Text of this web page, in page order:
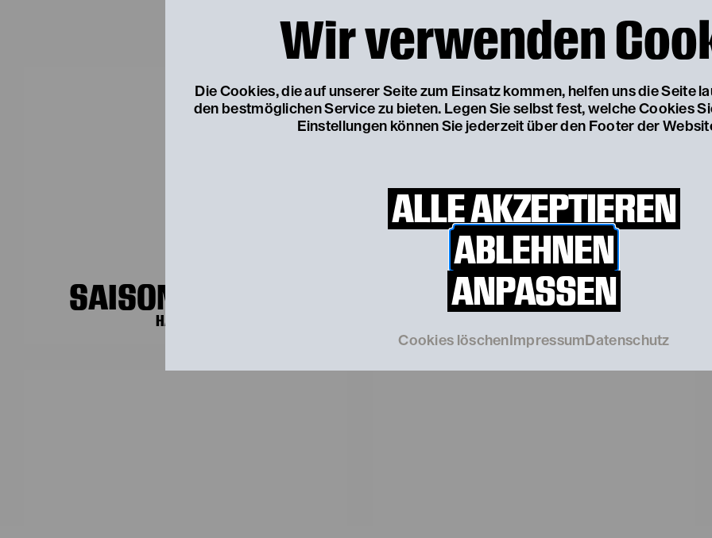
Wir verwenden
Die Cookies, die auf unserer Seite zum Einsatz kommen, helfen uns die Seite
den bestmöglichen Service zu bieten. Legen Sie selbst fest, welche Cookies
Einstellungen können Sie jederzeit über den Footer der
ALLE AKZEPTIEREN
ABLEHNEN
ANPASSEN
Cookies löschen Impressum Datenschutz
SAISON 2024/25
HAK Ybbs
SAISON 2023/24